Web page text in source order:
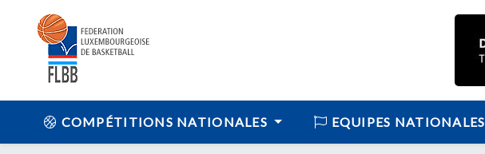
COMPÉTITIONS NATIONALES EQUIPES NATIONALES